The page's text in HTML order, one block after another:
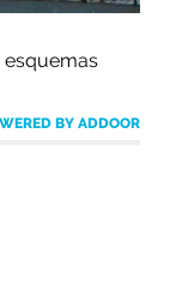
BY ADDOOR